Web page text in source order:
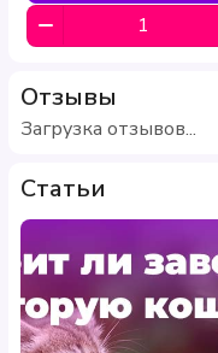
Отзывы
Загрузка отзывов...
Статьи